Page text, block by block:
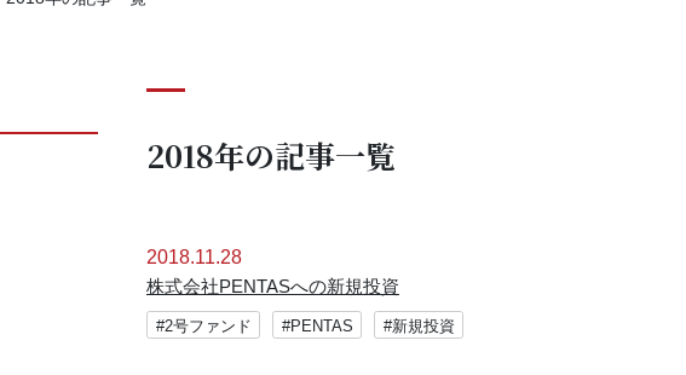
2018年の記事一覧
2018.11.28
株式会社PENTASへの新規投資
#2号ファンド #PENTAS #新規投資